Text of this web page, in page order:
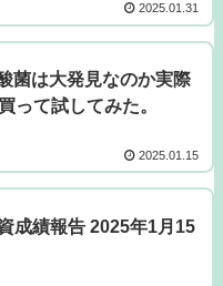
2025.01.31
菌は大発見なのか実際
って試してみた。
2025.01.15
成績報告 2025年1月15